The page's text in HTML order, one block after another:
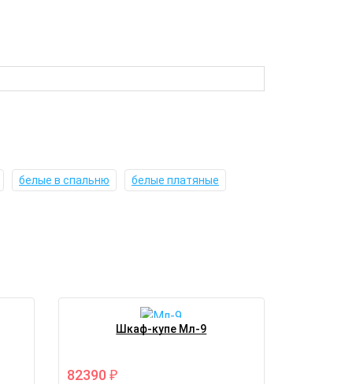
белые в спальню белые платяные
Шкаф-купе Мл-9
82390 ₽